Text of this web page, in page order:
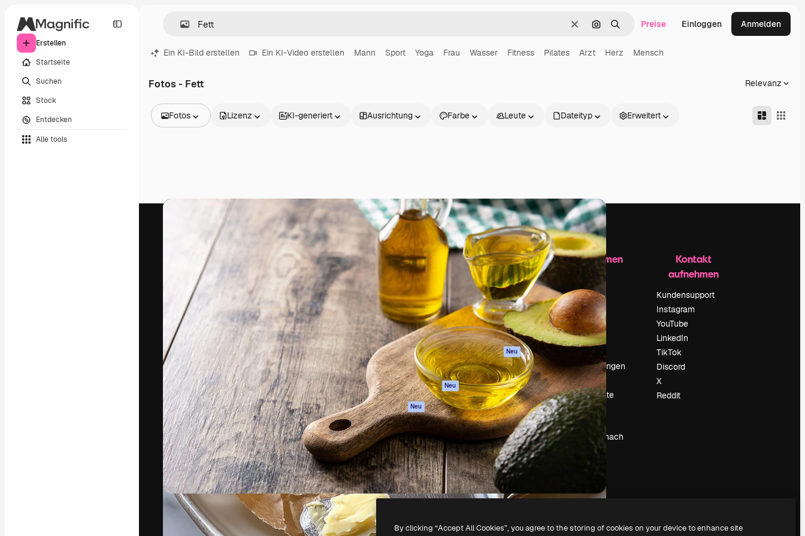
Erstellen
Startseite
Suchen
Stock
Entdecken
Alle tools
LöschenNach Bild suchen
SuchenPreise Einloggen Anmelden
Ein KI-Bild erstellen Ein KI-Video erstellen Mann Sport Yoga Frau Wasser Fitness Pilates Arzt Herz Mensch
Fotos - Fett Relevanz
Fotos
Videos
Lizenz KI-generiert Ausrichtung Farbe Leute Dateityp Erweitert
Die kreative Plattform, um deine beste
Arbeit zu verwirklichen. Mehr als 1 Million
Abonnenten unter Kreativen, Unternehmen,
Agenturen und Studios.
Deutsch
Produkte
Spaces
KI-Assistent
KI-Bildgenerator
KI-Videogenerator
KI-
Stimmengenerator
Stock-Inhalte
MCP für
Claude/ChatGPT
Neu
Agenten Neu
API
Mobile App
Alle Magnific-Tools
Loslegen
Academy
Dokumentation
Support
AGB
Datenschutzerklärung
Originale Neu
Cookie-Richtlinie
Vertrauenszentrum
Partner
Unternehmen
Unternehmen
Über uns
Reviews
Karriere
Suchtrends
Veranstaltungen
Slidesgo
Deine Inhalte
verkaufen
Pressesaal
Suchst du nach
magnific.ai
Kontakt
aufnehmen
Kundensupport
Instagram
YouTube
LinkedIn
TikTok
Discord
X
Reddit
Copyright © 2010-2026Freepik Company S.L.U. Alle Rechte vorbehalten.
By clicking “Accept All Cookies”, you agree to the storing of cookies on your device to enhance site